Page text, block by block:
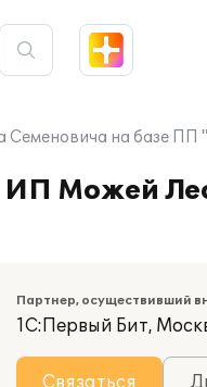
на базе ПП
ИП Можей
Партнер, осуществивший
1С:Первый Бит,
Связаться